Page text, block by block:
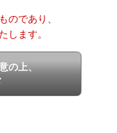
のであり、
します。
の上、